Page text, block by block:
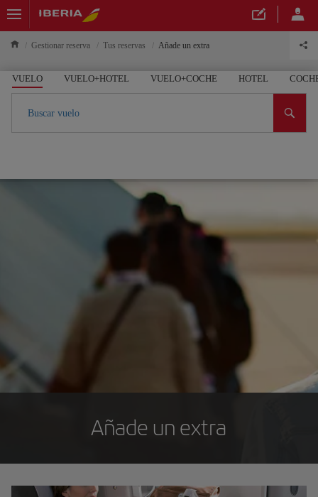
Gestionar reserva Tus reservas Añade un extra
VUELO VUELO+HOTEL VUELO+COCHE HOTEL
Buscar vuelo
Añade un extra